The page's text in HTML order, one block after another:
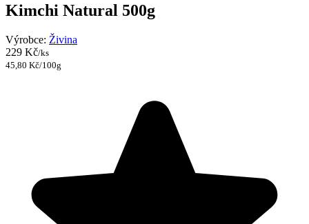
Kimchi Natural 500g
Výrobce: Živina
229 Kč/ks
45,80 Kč/100g